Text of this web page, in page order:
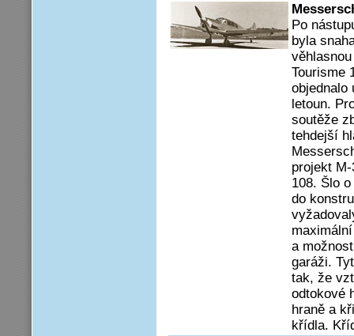
Po
byla
Tourisme
objednalo
letoun.
soutěže
tehdejší
projekt
108. Šlo
do
a
garáži.
tak, že
odtokové
hraně a
křídla.